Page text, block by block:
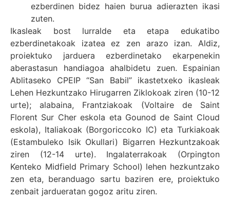
ezberdinen bidez haien burua adierazten ikasi
zuten.
Ikasleak bost lurralde eta etapa edukatibo
ezberdinetakoak izatea ez zen arazo izan. Aldiz,
proiektuko jarduera ezberdinetako ekarpenekin
aberastasun handiagoa ahalbidetu zuen. Espainian
Ablitaseko CPEIP “San Babil” ikastetxeko ikasleak
Lehen Hezkuntzako Hirugarren Ziklokoak ziren (10-12
urte); alabaina, Frantziakoak (Voltaire de Saint
Florent Sur Cher eskola eta Gounod de Saint Cloud
eskola), Italiakoak (Borgoriccoko IC) eta Turkiakoak
(Estambuleko Isik Okullari) Bigarren Hezkuntzakoak
ziren (12-14 urte). Ingalaterrakoak (Orpington
Kenteko Midfield Primary School) lehen hezkuntzako
zen eta, beranduago sartu baziren ere, proiektuko
zenbait jardueratan gogoz aritu ziren.